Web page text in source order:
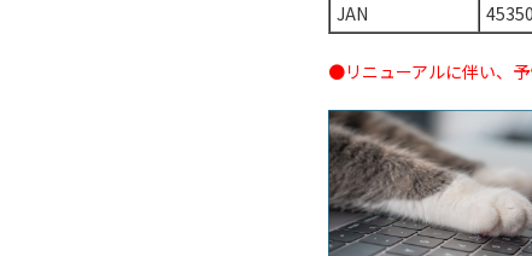
JAN
●リニューアルに伴い、